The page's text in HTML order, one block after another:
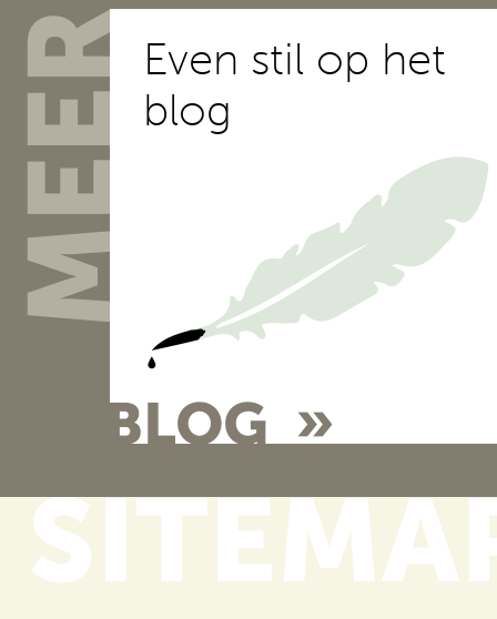
Even stil op het
blog